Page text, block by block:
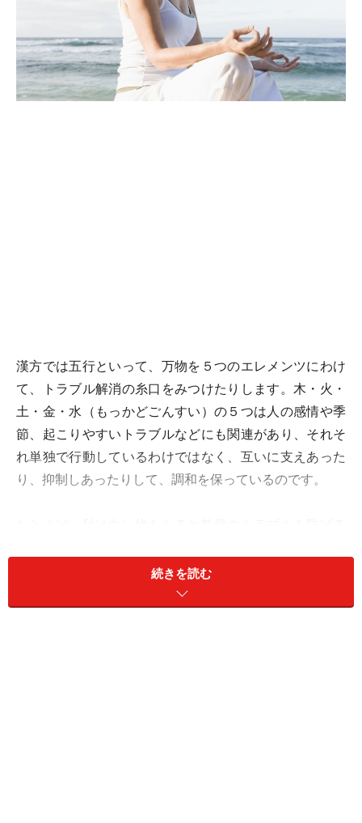
漢方では五行といって、万物を５つのエレメンツにわけ
て、トラブル解消の糸口をみつけたりします。木・火・
土・金・水（もっかどごんすい）の５つは人の感情や季
節、起こりやすいトラブルなどにも関連があり、それそ
れ単独で行動しているわけではなく、互いに支えあった
り、抑制しあったりして、調和を保っているのです。
図をみるとよくわかります。
続きを読む